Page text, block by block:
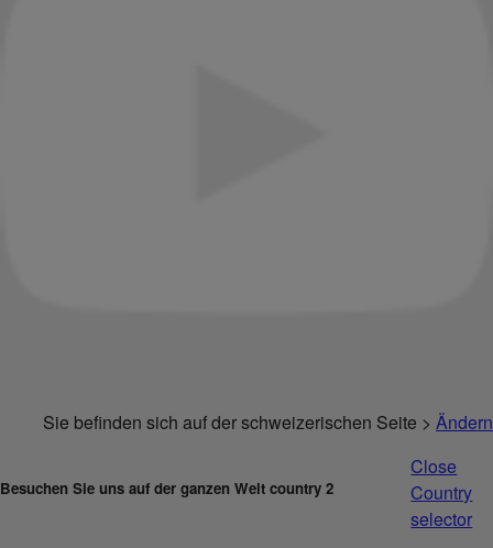
Sie befinden sich auf der schweizerischen Seite > Ändern
Besuchen Sie uns auf der ganzen Welt country 2
Close
Country
selector